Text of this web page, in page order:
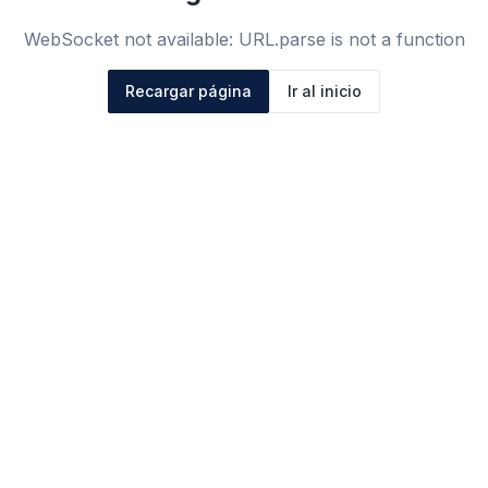
WebSocket not available: URL.parse is not a function
Recargar página Ir al inicio